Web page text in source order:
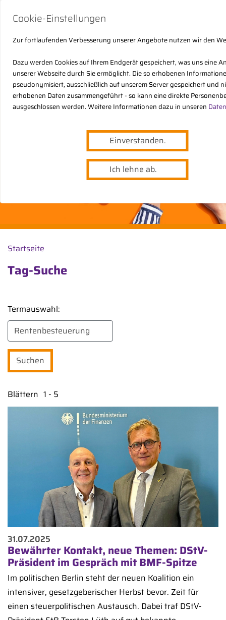
Cookie-Einstellungen
Zur fortlaufenden Verbesserung unserer Angebote nutzen wir den
Dazu werden Cookies auf Ihrem Endgerät gespeichert, was uns eine
unserer Webseite durch Sie ermöglicht. Die so erhobenen
pseudonymisiert, ausschließlich auf unserem Server gespeichert und
erhobenen Daten zusammengeführt - so kann eine direkte
ausgeschlossen werden. Weitere Informationen dazu in unseren
Einverstanden.
Ich lehne ab.
Startseite
Tag-Suche
Termauswahl:
Blättern 1 - 5
31.07.2025
Bewährter Kontakt, neue Themen: DStV-
Präsident im Gespräch mit BMF-Spitze
Im politischen Berlin steht der neuen Koalition ein
intensiver, gesetzgeberischer Herbst bevor. Zeit für
einen steuerpolitischen Austausch. Dabei traf DStV-